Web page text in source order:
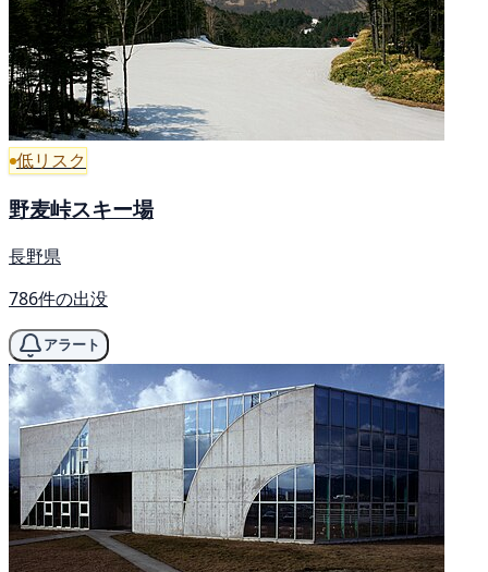
低リスク
野麦峠スキー場
長野県
786件の出没
アラート